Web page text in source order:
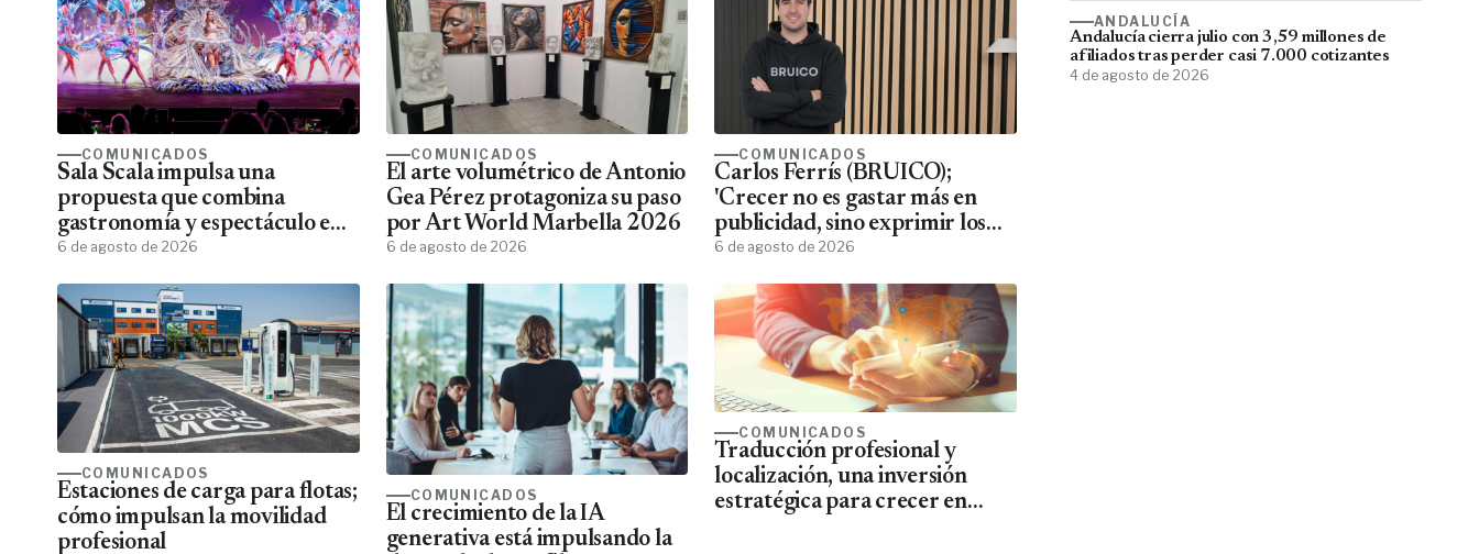
COMUNICADOS
Sala Scala impulsa una
propuesta que combina
gastronomía y espectáculo en
Gran Canaria
6 de agosto de 2026
COMUNICADOS
El arte volumétrico de Antonio
Gea Pérez protagoniza su paso
por Art World Marbella 2026
6 de agosto de 2026
COMUNICADOS
Carlos Ferrís (BRUICO);
'Crecer no es gastar más en
publicidad, sino exprimir los
datos que ya tienes'
6 de agosto de 2026
COMUNICADOS
Estaciones de carga para flotas;
cómo impulsan la movilidad
profesional
COMUNICADOS
El crecimiento de la IA
generativa está impulsando la
COMUNICADOS
Traducción profesional y
localización, una inversión
estratégica para crecer en
ANDALUCÍA
Andalucía cierra julio con 3,59 millones de
afiliados tras perder casi 7.000 cotizantes
4 de agosto de 2026